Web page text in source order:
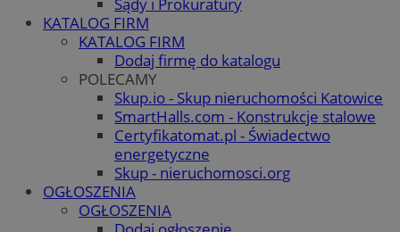
KATALOG FIRM
KATALOG FIRM
Dodaj firmę do katalogu
POLECAMY
Skup.io - Skup nieruchomości Katowice
SmartHalls.com - Konstrukcje stalowe
Certyfikatomat.pl - Świadectwo
energetyczne
Skup - nieruchomosci.org
OGŁOSZENIA
OGŁOSZENIA